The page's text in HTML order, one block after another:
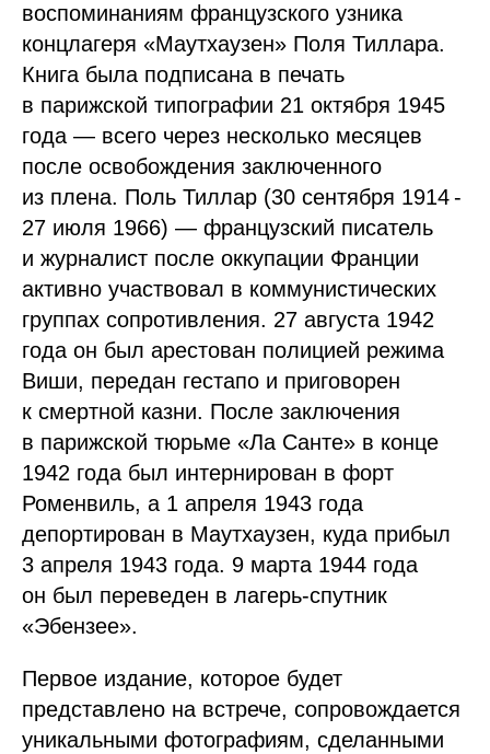
воспоминаниям французского узника
концлагеря «Маутхаузен» Поля Тиллара.
Книга была подписана в печать
в парижской типографии 21 октября 1945
года — всего через несколько месяцев
после освобождения заключенного
из плена. Поль Тиллар (30 сентября 1914 -
27 июля 1966) — французский писатель
и журналист после оккупации Франции
активно участвовал в коммунистических
группах сопротивления. 27 августа 1942
года он был арестован полицией режима
Виши, передан гестапо и приговорен
к смертной казни. После заключения
в парижской тюрьме «Ла Санте» в конце
1942 года был интернирован в форт
Роменвиль, а 1 апреля 1943 года
депортирован в Маутхаузен, куда прибыл
3 апреля 1943 года. 9 марта 1944 года
он был переведен в лагерь-спутник
«Эбензее».
Первое издание, которое будет
представлено на встрече, сопровождается
уникальными фотографиям, сделанными